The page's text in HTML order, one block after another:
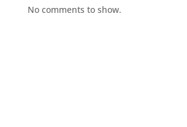
No comments to show.